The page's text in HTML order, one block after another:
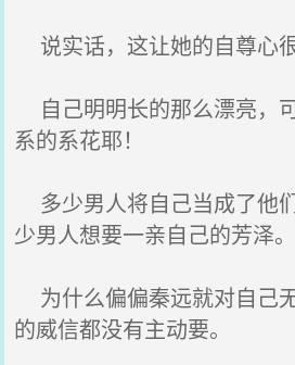
说实话，这让她的自尊心很
自己明明长的那么漂亮，
系的系花耶！
多少男人将自己当成了他
少男人想要一亲自己的芳泽。
为什么偏偏秦远就对自己
的威信都没有主动要。